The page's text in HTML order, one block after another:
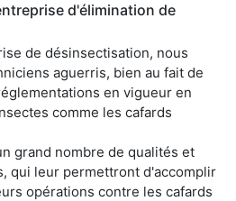
d'élimination de
de désinsectisation, nous
aguerris, bien au fait de
en vigueur en
comme les cafards
grand nombre de qualités et
qui leur permettront d'accomplir
opérations contre les cafards